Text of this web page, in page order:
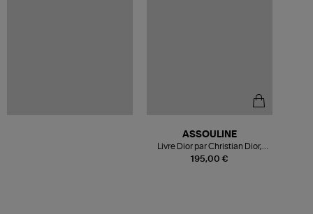
195,00 €
ASSOULINE
Livre Dior par Christian Dior,
1947-1957